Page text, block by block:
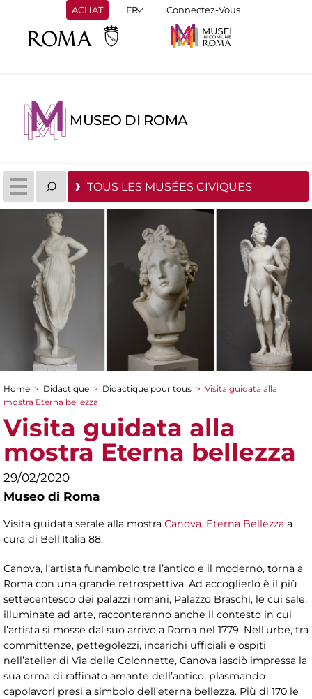
ACHAT Connectez-Vous
MUSEO DI ROMA
TOUS LES MUSÉES CIVIQUES
You are here
Home > Didactique > Didactique pour tous > Visita guidata alla
mostra Eterna bellezza
Visita guidata alla
mostra Eterna bellezza
29/02/2020
Museo di Roma
Visita guidata serale alla mostra Canova. Eterna Bellezza a
cura di Bell’Italia 88.
Canova, l’artista funambolo tra l’antico e il moderno, torna a
Roma con una grande retrospettiva. Ad accoglierlo è il più
settecentesco dei palazzi romani, Palazzo Braschi, le cui sale,
illuminate ad arte, racconteranno anche il contesto in cui
l’artista si mosse dal suo arrivo a Roma nel 1779. Nell’urbe, tra
committenze, pettegolezzi, incarichi ufficiali e ospiti
nell’atelier di Via delle Colonnette, Canova lasciò impressa la
sua orma di raffinato amante dell’antico, plasmando
capolavori presi a simbolo dell’eterna bellezza. Più di 170 le